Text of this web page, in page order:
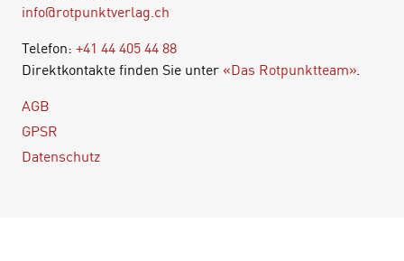
info@rotpunktverlag.ch
Telefon: +41 44 405 44 88
Direktkontakte finden Sie unter «Das Rotpunktteam».
AGB
GPSR
Datenschutz